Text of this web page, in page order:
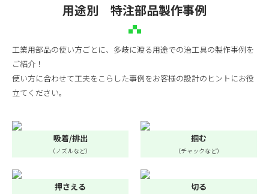
用途別 特注部品製作事例
工業用部品の使い方ごとに、多岐に渡る用途での治工具の製作事例を
ご紹介！
使い方に合わせて工夫をこらした事例をお客様の設計のヒントにお役
立てください。
吸着/排出
（ノズルなど）
掴む
（チャックなど）
押さえる 切る